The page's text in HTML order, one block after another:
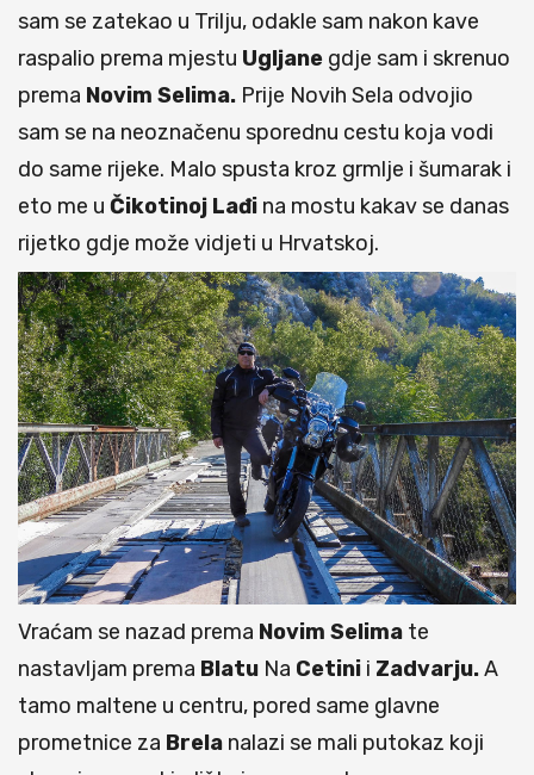
sam se zatekao u Trilju, odakle sam nakon kave
raspalio prema mjestu Ugljane gdje sam i skrenuo
prema Novim Selima. Prije Novih Sela odvojio
sam se na neoznačenu sporednu cestu koja vodi
do same rijeke. Malo spusta kroz grmlje i šumarak i
eto me u Čikotinoj Lađi na mostu kakav se danas
rijetko gdje može vidjeti u Hrvatskoj.
Vraćam se nazad prema Novim Selima te
nastavljam prema Blatu Na Cetini i Zadvarju.A
tamo maltene u centru, pored same glavne
prometnice za Brela nalazi se mali putokaz koji